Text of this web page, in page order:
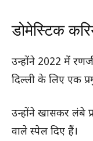
डोमेस्टिक
उन्होंने 2022 में
दिल्ली के लिए एक
उन्होंने खासकर लंबे
वाले स्पेल दिए हैं।